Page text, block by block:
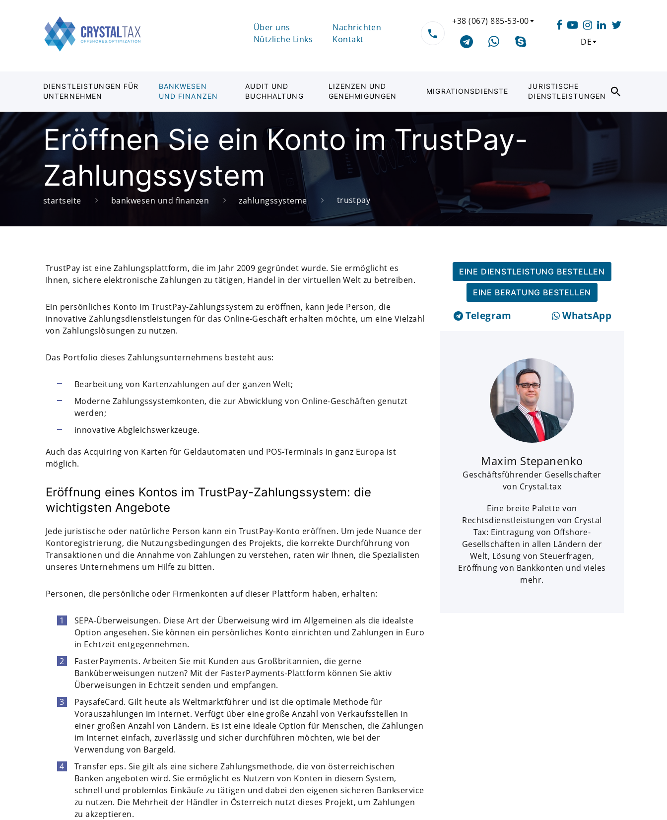
Über uns
Nützliche Links
Nachrichten
Kontakt
+38 (067) 885-53-00
DE
DIENSTLEISTUNGEN FÜR
UNTERNEHMEN
BANKWESEN
UND FINANZEN
AUDIT UND
BUCHHALTUNG
LIZENZEN UND
GENEHMIGUNGEN
MIGRATIONSDIENSTE
JURISTISCHE
DIENSTLEISTUNGEN
Eröffnen Sie ein Konto im TrustPay-
Zahlungssystem
startseite bankwesen und finanzen zahlungssysteme trustpay
TrustPay ist eine Zahlungsplattform, die im Jahr 2009 gegründet wurde. Sie ermöglicht es
Ihnen, sichere elektronische Zahlungen zu tätigen, Handel in der virtuellen Welt zu betreiben.
Ein persönliches Konto im TrustPay-Zahlungssystem zu eröffnen, kann jede Person, die
innovative Zahlungsdienstleistungen für das Online-Geschäft erhalten möchte, um eine Vielzahl
von Zahlungslösungen zu nutzen.
Das Portfolio dieses Zahlungsunternehmens besteht aus:
Bearbeitung von Kartenzahlungen auf der ganzen Welt;
Moderne Zahlungssystemkonten, die zur Abwicklung von Online-Geschäften genutzt
werden;
innovative Abgleichswerkzeuge.
Auch das Acquiring von Karten für Geldautomaten und POS-Terminals in ganz Europa ist
möglich.
Eröffnung eines Kontos im TrustPay-Zahlungssystem: die
wichtigsten Angebote
Jede juristische oder natürliche Person kann ein TrustPay-Konto eröffnen. Um jede Nuance der
Kontoregistrierung, die Nutzungsbedingungen des Projekts, die korrekte Durchführung von
Transaktionen und die Annahme von Zahlungen zu verstehen, raten wir Ihnen, die Spezialisten
unseres Unternehmens um Hilfe zu bitten.
Personen, die persönliche oder Firmenkonten auf dieser Plattform haben, erhalten:
SEPA-Überweisungen. Diese Art der Überweisung wird im Allgemeinen als die idealste
Option angesehen. Sie können ein persönliches Konto einrichten und Zahlungen in Euro
in Echtzeit entgegennehmen.
FasterPayments. Arbeiten Sie mit Kunden aus Großbritannien, die gerne
Banküberweisungen nutzen? Mit der FasterPayments-Plattform können Sie aktiv
Überweisungen in Echtzeit senden und empfangen.
PaysafeCard. Gilt heute als Weltmarktführer und ist die optimale Methode für
Vorauszahlungen im Internet. Verfügt über eine große Anzahl von Verkaufsstellen in
einer großen Anzahl von Ländern. Es ist eine ideale Option für Menschen, die Zahlungen
im Internet einfach, zuverlässig und sicher durchführen möchten, wie bei der
Verwendung von Bargeld.
Transfer eps. Sie gilt als eine sichere Zahlungsmethode, die von österreichischen
Banken angeboten wird. Sie ermöglicht es Nutzern von Konten in diesem System,
schnell und problemlos Einkäufe zu tätigen und dabei den eigenen sicheren Bankservice
zu nutzen. Die Mehrheit der Händler in Österreich nutzt dieses Projekt, um Zahlungen
zu akzeptieren.
EINE DIENSTLEISTUNG BESTELLEN
EINE BERATUNG BESTELLEN
Telegram WhatsApp
Maxim Stepanenko
Geschäftsführender Gesellschafter
von Crystal.tax
Eine breite Palette von
Rechtsdienstleistungen von Crystal
Tax: Eintragung von Offshore-
Gesellschaften in allen Ländern der
Welt, Lösung von Steuerfragen,
Eröffnung von Bankkonten und vieles
mehr.